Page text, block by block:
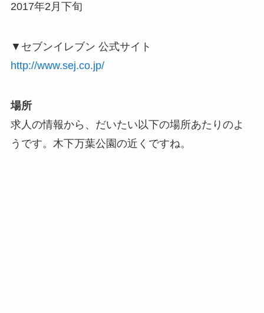
2017年2月下旬
▼セブンイレブン 公式サイト
http://www.sej.co.jp/
場所
求人の情報から、だいたい以下の場所あたりのよ
うです。木下万葉公園の近くですね。